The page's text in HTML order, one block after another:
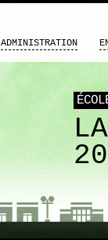
ADMINISTRATION